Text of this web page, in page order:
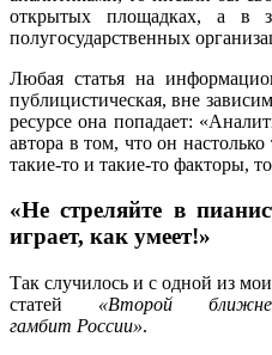
открытых площадках, а в
полугосударственных
Любая статья на
публицистическая, вне
ресурсе она попадает:
автора в том, что он
такие-то и такие-то факторы,
«Не стреляйте в
играет, как умеет!»
Так случилось и с одной из
статей «Второй
гамбит России».